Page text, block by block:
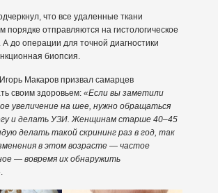
что все удаленные ткани
порядке отправляются на гистологическое
до операции для точной диагностики
биопсия.
Макаров призвал самарцев
своим здоровьем: «Если вы заметили
увеличение на шее, нужно обращаться
и делать УЗИ. Женщинам старше 40–45
делать такой скрининг раз в год, так
в этом возрасте — частое
— вовремя их обнаружить
.